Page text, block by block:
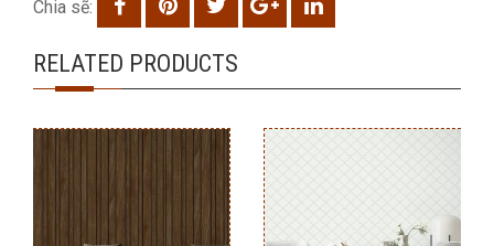
Chia sẽ:
RELATED PRODUCTS